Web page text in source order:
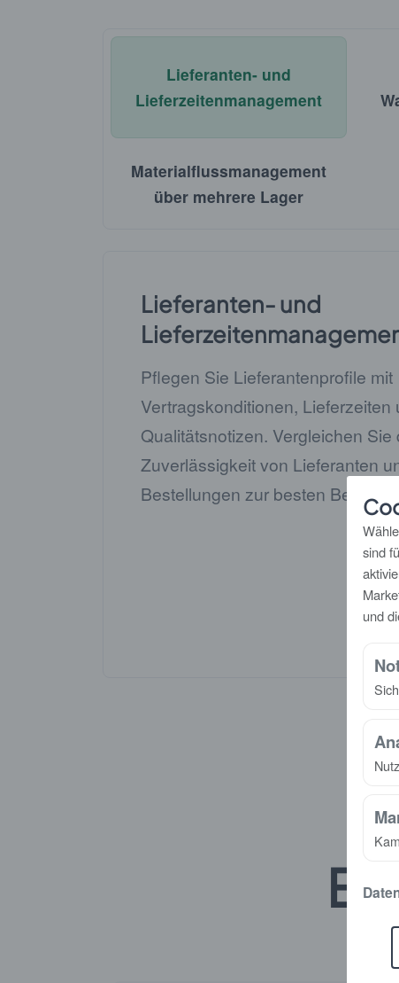
Lieferanten- und
Lieferzeitenmanagement
Materialflussmanagement
über mehrere Lager
Lieferanten- und
Pflegen Sie Lieferantenprofile mit
Vertragskonditionen, Lieferzeiten
Qualitätsnotizen. Vergleichen Sie
Zuverlässigkeit von Lieferanten
Bestellungen zur besten
sind
und